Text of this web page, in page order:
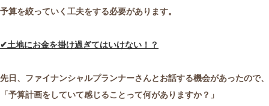
予算を絞っていく工夫をする必要があります。
✔土地にお金を掛け過ぎてはいけない！？
先日、ファイナンシャルプランナーさんとお話する機会があったので、
「予算計画をしていて感じることって何がありますか？」